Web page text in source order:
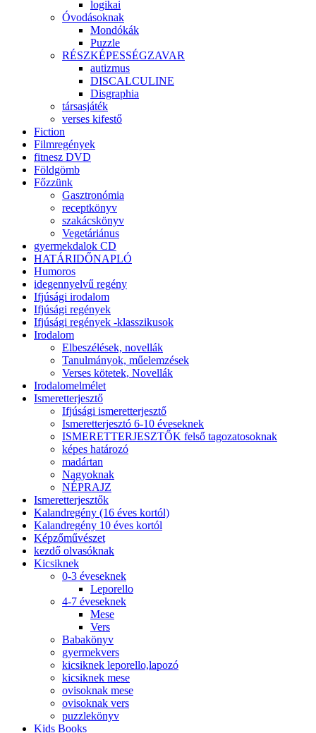
logikai
Óvodásoknak
Mondókák
Puzzle
RÉSZKÉPESSÉGZAVAR
autizmus
DISCALCULINE
Disgraphia
társasjáték
verses kifestő
Fiction
Filmregények
fitnesz DVD
Földgömb
Főzzünk
Gasztronómia
receptkönyv
szakácskönyv
Vegetáriánus
gyermekdalok CD
HATÁRIDŐNAPLÓ
Humoros
idegennyelvű regény
Ifjúsági irodalom
Ifjúsági regények
Ifjúsági regények -klasszikusok
Irodalom
Elbeszélések, novellák
Tanulmányok, műelemzések
Verses kötetek, Novellák
Irodalomelmélet
Ismeretterjesztő
Ifjúsági ismeretterjesztő
Ismeretterjesztó 6-10 éveseknek
ISMERETTERJESZTŐK felső tagozatosoknak
képes határozó
madártan
Nagyoknak
NÉPRAJZ
Ismeretterjesztők
Kalandregény (16 éves kortól)
Kalandregény 10 éves kortól
Képzőművészet
kezdő olvasóknak
Kicsiknek
0-3 éveseknek
Leporello
4-7 éveseknek
Mese
Vers
Babakönyv
gyermekvers
kicsiknek leporello,lapozó
kicsiknek mese
ovisoknak mese
ovisoknak vers
puzzlekönyv
Kids Books